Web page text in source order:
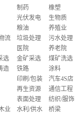
制药 橡塑
光伏发电 生物质
粮油 养殖业
流 垃圾处理 污水处理
医院 养老院
选 金矿采选 煤矿洗选
造 铁路 涂料
印刷/包装 汽车4S店
再生资源 通信工程
表面处理 纺织/服饰
业 水利/供水 桥梁